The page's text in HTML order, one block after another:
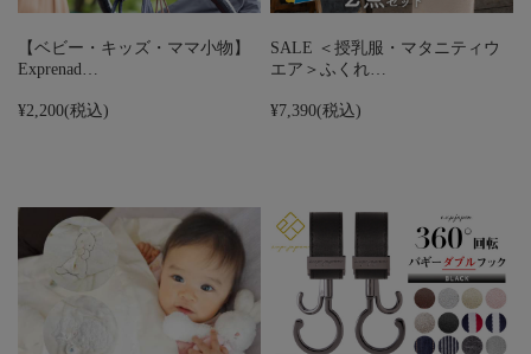
【ベビー・キッズ・ママ小物】
Exprenad…
¥2,200(税込)
SALE ＜授乳服・マタニティウ
エア＞ふくれ…
¥7,390(税込)